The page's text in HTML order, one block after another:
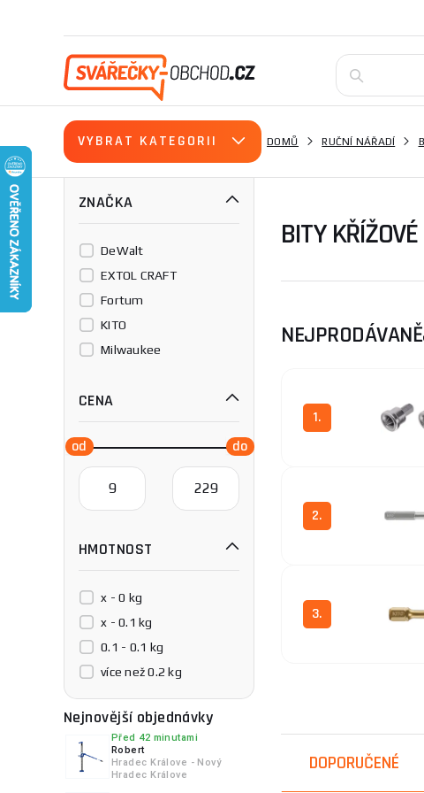
VYBRAT KATEGORII DOMŮ RUČNÍ NÁŘADÍ
ZNAČKA
DeWalt
EXTOL CRAFT
Fortum
KITO
Milwaukee
CENA
HMOTNOST
x - 0 kg
x - 0.1 kg
0.1 - 0.1 kg
více než 0.2 kg
Nejnovější objednávky
Před 42 minutami
Robert
Hradec Králove - Nový
Hradec Králove
BITY
1.
2.
3.
DOPORUČENÉ